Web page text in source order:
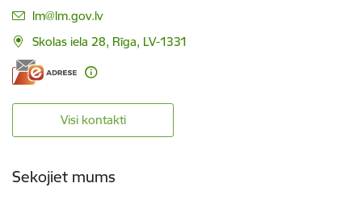
E-pasts:
lm@lm.gov.lv
Skolas iela 28, Rīga, LV-1331
Visi kontakti
Sekojiet mums